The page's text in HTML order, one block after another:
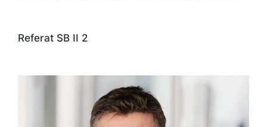
Referat SB II 2